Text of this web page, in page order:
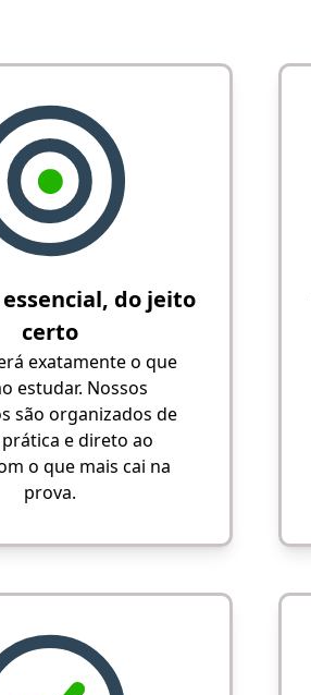
do jeito
certo
exatamente o que
estudar. Nossos
são organizados de
e direto ao
o que mais cai na
prova.